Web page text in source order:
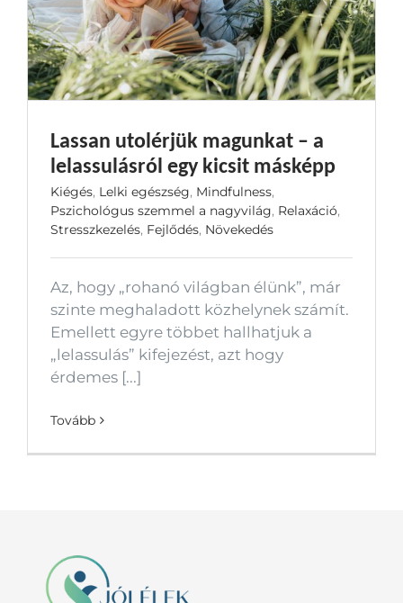
Lassan utolérjük magunkat – a
lelassulásról egy kicsit másképp
Kiégés, Lelki egészség, Mindfulness,
Pszichológus szemmel a nagyvilág, Relaxáció,
Stresszkezelés, Fejlődés, Növekedés
Az, hogy „rohanó világban élünk”, már
szinte meghaladott közhelynek számít.
Emellett egyre többet hallhatjuk a
„lelassulás” kifejezést, azt hogy
érdemes [...]
Tovább